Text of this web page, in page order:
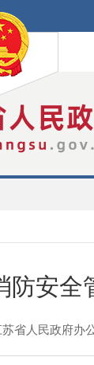
防安全
省人民政府办